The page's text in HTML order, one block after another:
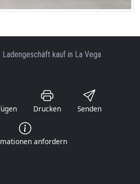
Ladengeschäft kaufin La Vega
Drucken Senden
anfordern